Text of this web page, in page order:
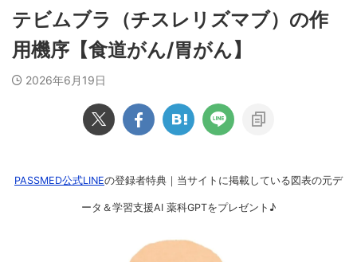
あいまい検索（例：ひらがな、誤字）には対応し
ていませんので、製品名・一般名・キーワードな
どをカタカナでご入力ください。
良い例：テセントリク
悪い例：てせんとりく テセンタリク
テビムブラ（チスレリズマブ）の作
用機序【食道がん/胃がん】
2026年6月19日
PASSMED公式LINEの登録者特典｜当サイトに掲載している図表の元デ
ータ＆学習支援AI 薬科GPTをプレゼント♪